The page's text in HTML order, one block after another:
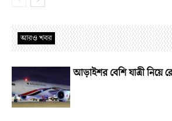
আরও খবর
আড়াইশর বেশি যাত্রী নিয়ে